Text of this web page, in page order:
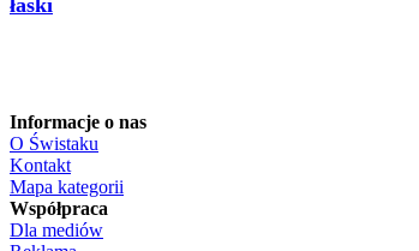
Informacje o nas
O Świstaku
Kontakt
Mapa kategorii
Współpraca
Dla mediów